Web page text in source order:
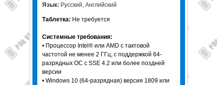
Язык: Русский, Английский
Таблетка: Не требуется
Системные требования:
• Процессор Intel® или AMD с тактовой
частотой не менее 2 ГГц, с поддержкой 64-
разрядных ОС с SSE 4.2 или более поздней
версии
• Windows 10 (64-разрядная) версия 1809 или